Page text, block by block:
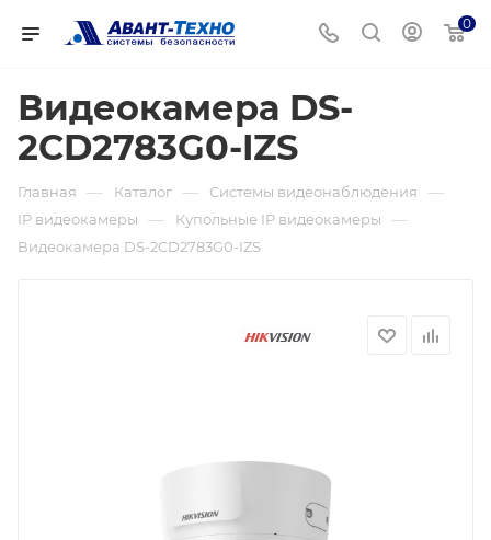
0
Видеокамера DS-
2CD2783G0-IZS
Главная — Каталог — Системы видеонаблюдения —
IP видеокамеры — Купольные IP видеокамеры —
Видеокамера DS-2CD2783G0-IZS